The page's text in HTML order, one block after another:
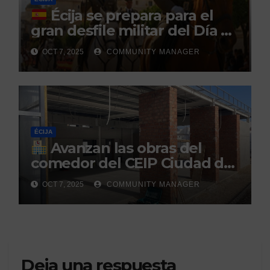
Écija se prepara para el
gran desfile militar del Día de
la Hispanidad organizado por
el Centro Militar de Cría
Caballar
OCT 7, 2025 COMMUNITY MANAGER
ÉCIJA
Avanzan las obras del
comedor del CEIP Ciudad del
Sol: su finalización está
prevista para finales de 2025
OCT 7, 2025 COMMUNITY MANAGER
Deja una respuesta